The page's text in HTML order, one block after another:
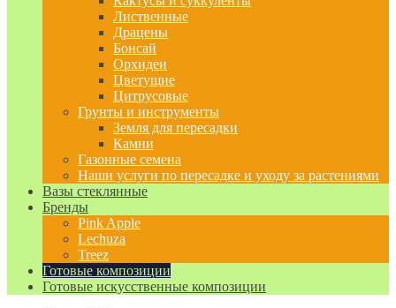
Лиственные
Драцены
Бонсай
Орхидеи
Цветущие
Цитрусовые
Грунты и инструменты
Земля для пересадки
Камни
Газонные семена
Наши услуги по пересадке и уходу за растениями
Вазы стеклянные
Бренды
Pink Apple
Lechuza
Treez
Готовые композиции
Готовые искусственные композиции